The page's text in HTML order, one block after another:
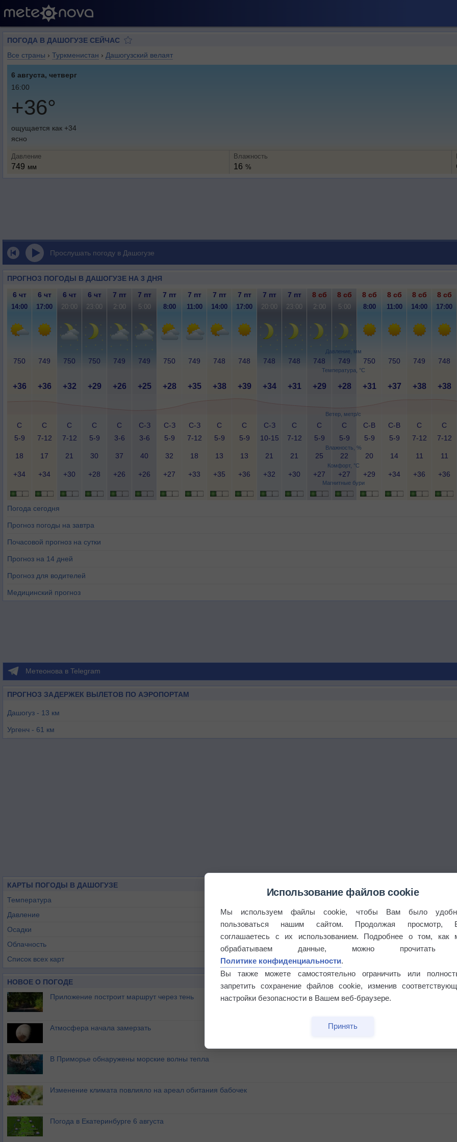
ПОГОДА В ДАШОГУЗЕ СЕЙЧАС
Все страны › Туркменистан › Дашогузский велаят
6 августа, четверг
16:00
+36°
ощущается как +34
ясно
Давление
749 мм
Влажность
16 %
Прослушать погоду в Дашогузе
ПРОГНОЗ ПОГОДЫ В ДАШОГУЗЕ НА 3 ДНЯ
Давление, мм
Температура, °C
Ветер, метр/с
Влажность, %
Комфорт, °C
Магнитные бури
6 чт 6 чт 6 чт 6 чт 7 пт 7 пт 7 пт 7 пт 7 пт 7 пт 7 пт 7 пт 8 сб 8 сб 8 сб 8 сб 8 сб 8 сб
14:00 17:00 20:00 23:00 2:00 5:00 8:00 11:00 14:00 17:00 20:00 23:00 2:00 5:00 8:00 11:00 14:00 17:00
750 749 750 750 749 749 750 749 748 748 748 748 748 749 750 750 749 748
+36 +36 +32 +29 +26 +25 +28 +35 +38 +39 +34 +31 +29 +28 +31 +37 +38 +38
С
5-9
С
7-12
С
7-12
С
5-9
С
3-6
С-З
3-6
С-З
5-9
С-З
7-12
С
5-9
С
5-9
С-З
10-15
С
7-12
С
5-9
С
5-9
С-В
5-9
С-В
5-9
С
7-12
С
7-12
18 17 21 30 37 40 32 18 13 13 21 21 25 22 20 14 11 11
+34 +34 +30 +28 +26 +26 +27 +33 +35 +36 +32 +30 +27 +27 +29 +34 +36 +36
Погода сегодня
Прогноз погоды на завтра
Почасовой прогноз на сутки
Прогноз на 14 дней
Прогноз для водителей
Медицинский прогноз
Метеонова в Telegram
ПРОГНОЗ ЗАДЕРЖЕК ВЫЛЕТОВ ПО АЭРОПОРТАМ
Дашогуз - 13 км
Ургенч - 61 км
КАРТЫ ПОГОДЫ В ДАШОГУЗЕ
Температура
Давление
Осадки
Облачность
Список всех карт
НОВОЕ О ПОГОДЕ
Приложение построит маршрут через тень
Атмосфера начала замерзать
В Приморье обнаружены морские волны тепла
Изменение климата повлияло на ареал обитания бабочек
Погода в Екатеринбурге 6 августа
Использование файлов cookie
Мы используем файлы cookie, чтобы Вам было
пользоваться нашим сайтом. Продолжая просмотр,
соглашаетесь с их использованием. Подробнее о том, как
обрабатываем данные, можно прочитать
Политике конфиденциальности.
Вы также можете самостоятельно ограничить или
запретить сохранение файлов cookie, изменив
настройки безопасности в Вашем веб-браузере.
Принять